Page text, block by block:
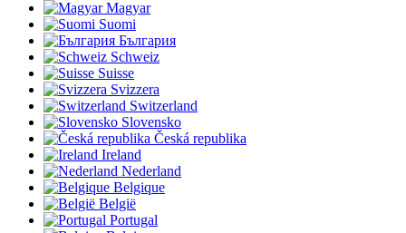
Magyar
Suomi
България
Schweiz
Suisse
Svizzera
Switzerland
Slovensko
Česká republika
Ireland
Nederland
Belgique
België
Portugal